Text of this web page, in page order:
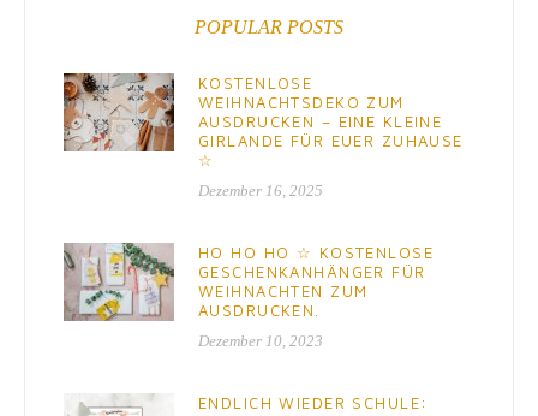
POPULAR POSTS
KOSTENLOSE
WEIHNACHTSDEKO ZUM
AUSDRUCKEN – EINE KLEINE
GIRLANDE FÜR EUER ZUHAUSE
☆
Dezember 16, 2025
HO HO HO ☆ KOSTENLOSE
GESCHENKANHÄNGER FÜR
WEIHNACHTEN ZUM
AUSDRUCKEN.
Dezember 10, 2023
ENDLICH WIEDER SCHULE: